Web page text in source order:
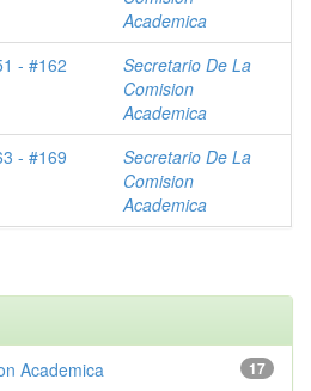
Academica
- #162
Secretario De La
Comision
Academica
- #169
Secretario De La
Comision
Academica
17
Academica